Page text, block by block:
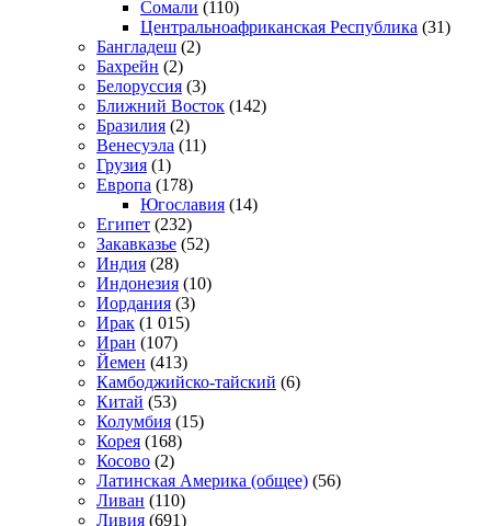
Сомали (110)
Центральноафриканская Республика (31)
Бангладеш (2)
Бахрейн (2)
Белоруссия (3)
Ближний Восток (142)
Бразилия (2)
Венесуэла (11)
Грузия (1)
Европа (178)
Югославия (14)
Египет (232)
Закавказье (52)
Индия (28)
Индонезия (10)
Иордания (3)
Ирак (1 015)
Иран (107)
Йемен (413)
Камбоджийско-тайский (6)
Китай (53)
Колумбия (15)
Корея (168)
Косово (2)
Латинская Америка (общее) (56)
Ливан (110)
Ливия (691)